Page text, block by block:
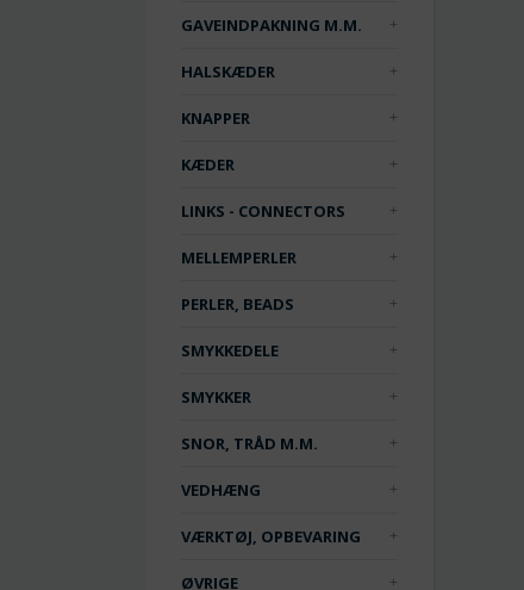
GAVEINDPAKNING M.M.
HALSKÆDER
KNAPPER
KÆDER
LINKS - CONNECTORS
MELLEMPERLER
PERLER, BEADS
SMYKKEDELE
SMYKKER
SNOR, TRÅD M.M.
VEDHÆNG
VÆRKTØJ, OPBEVARING
ØVRIGE